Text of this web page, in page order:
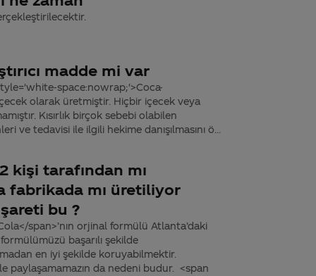
madde mi var
space:nowrap;'>Coca-
olarak üretmiştir. Hiçbir içecek veya
Kısırlık birçok sebebi olabilen
ve tedavisi ile ilgili hekime danışılmasını ö...
kişi tarafından mı
fabrikada mı üretiliyor
bu ?
span>’nın orjinal formülü Atlanta’daki
başarılı şekilde
en iyi şekilde koruyabilmektir.
paylaşamamazın da nedeni budur. <span